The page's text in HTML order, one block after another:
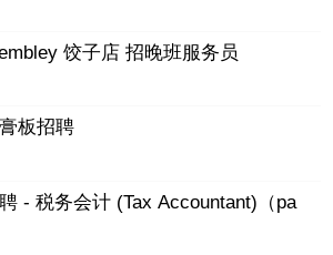
饺子店 招晚班服务员
板招聘
- 税务会计 (Tax Accountant)（pa